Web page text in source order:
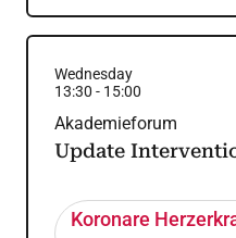
Wednesday
13:30 - 15:00
Akademieforum
Update
Koronare